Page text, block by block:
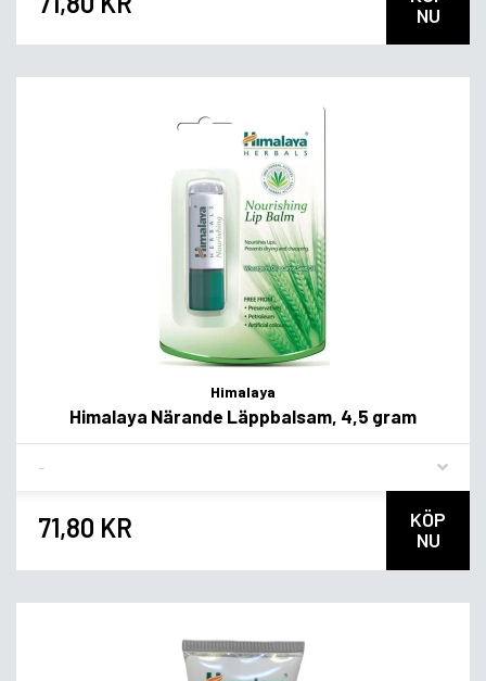
NU
Himalaya
Himalaya Närande Läppbalsam, 4,5 gram
71,80 KR
KÖP
NU